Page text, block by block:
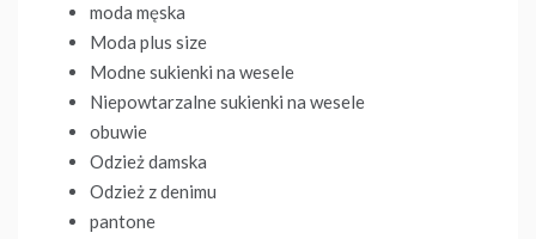
moda męska
Moda plus size
Modne sukienki na wesele
Niepowtarzalne sukienki na wesele
obuwie
Odzież damska
Odzież z denimu
pantone